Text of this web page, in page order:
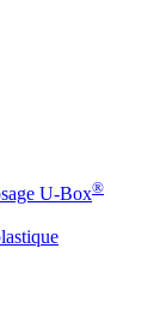
U-Box®